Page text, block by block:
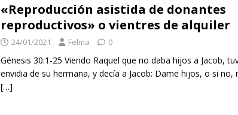
«Reproducción asistida de donantes
reproductivos» o vientres de alquiler
24/01/2021 Felma 0
Génesis 30:1-25 Viendo Raquel que no daba hijos a Jacob,
envidia de su hermana, y decía a Jacob: Dame hijos, o si no,
[…]